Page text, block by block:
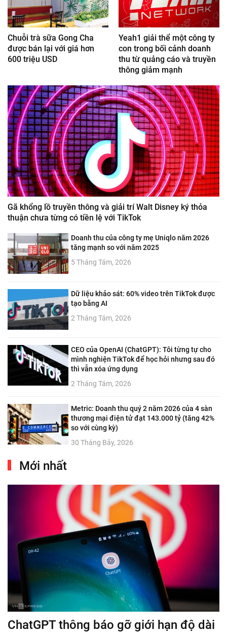
Chuỗi trà sữa Gong Cha
được bán lại với giá hơn
600 triệu USD
Yeah1 giải thể một công ty
con trong bối cảnh doanh
thu từ quảng cáo và truyền
thông giảm mạnh
Gã khổng lồ truyền thông và giải trí Walt Disney ký thỏa
thuận chưa từng có tiền lệ với TikTok
Doanh thu của công ty mẹ Uniqlo năm 2026
tăng mạnh so với năm 2025
5 Tháng Tám, 2026
Dữ liệu khảo sát: 60% video trên TikTok được
tạo bằng AI
2 Tháng Tám, 2026
CEO của OpenAI (ChatGPT): Tôi từng tự cho
mình nghiện TikTok để học hỏi nhưng sau đó
thì vẫn xóa ứng dụng
2 Tháng Tám, 2026
Metric: Doanh thu quý 2 năm 2026 của 4 sàn
thương mại điện tử đạt 143.000 tỷ (tăng 42%
so với cùng kỳ)
30 Tháng Bảy, 2026
Mới nhất
ChatGPT thông báo gỡ giới hạn độ dài